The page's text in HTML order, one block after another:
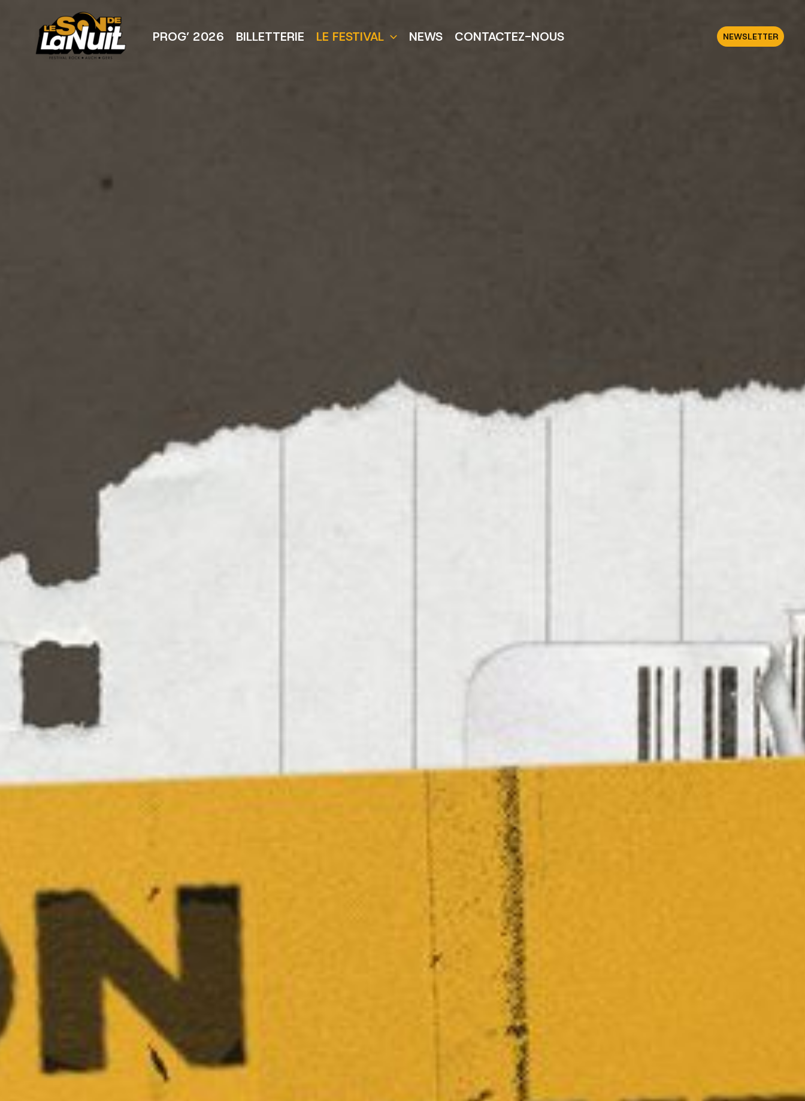
PROG’ 2026 BILLETTERIE LE FESTIVAL NEWS CONTACTEZ-NOUS NEWSLETTER